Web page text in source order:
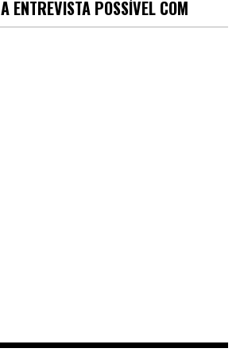
ENTREVISTA POSSÍVEL COM